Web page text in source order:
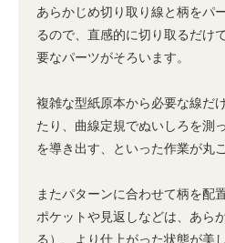
あらかじめ切り取り線と柄をパ
るので、直感的に切り取るだけ
要なパーツがそろいます。
複雑な型紙原本から必要な線だ
たり、曲線定規でぬいしろを測
を導き出す、といった作業が丸
またパターンに合わせて柄を配
ポケットや見返しなどは、あら
る）、より仕上がった状態が美